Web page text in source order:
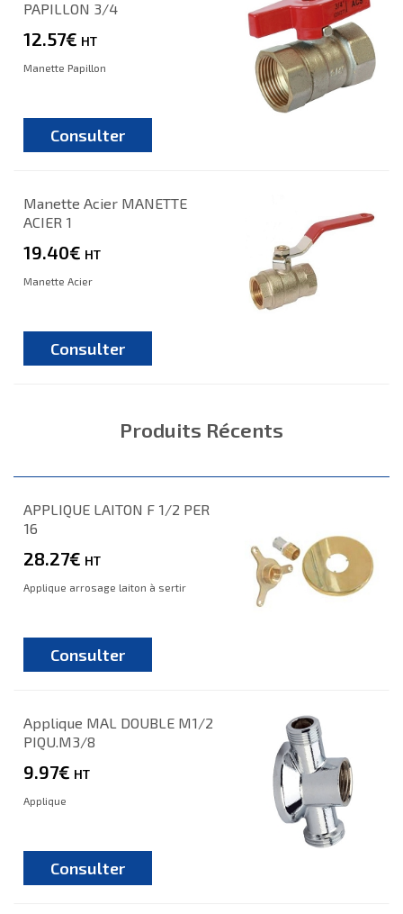
PAPILLON 3/4
12.57€ HT
Manette Papillon
Consulter
Manette Acier MANETTE
ACIER 1
19.40€ HT
Manette Acier
Consulter
Produits Récents
APPLIQUE LAITON F 1/2 PER
16
28.27€ HT
Applique arrosage laiton à sertir
Consulter
Applique MAL DOUBLE M1/2
PIQU.M3/8
9.97€ HT
Applique
Consulter